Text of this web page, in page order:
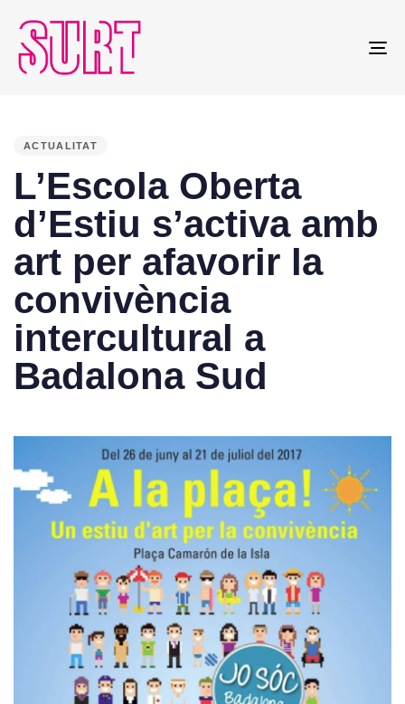
ACTUALITAT
L’Escola Oberta
d’Estiu s’activa amb
art per afavorir la
convivència
intercultural a
Badalona Sud